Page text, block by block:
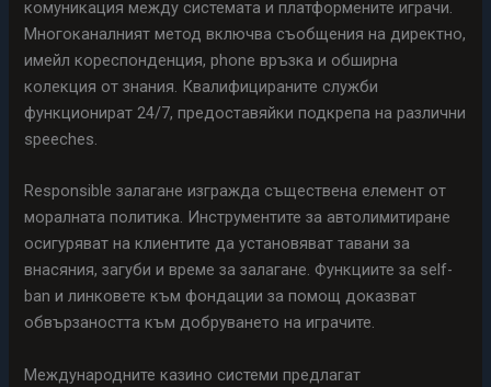
комуникация между системата и платформените играчи.
Многоканалният метод включва съобщения на директно,
имейл кореспонденция, phone връзка и обширна
колекция от знания. Квалифицираните служби
функционират 24/7, предоставяйки подкрепа на различни
speeches.
Responsible залагане изгражда съществена елемент от
моралната политика. Инструментите за автолимитиране
осигуряват на клиентите да установяват тавани за
внасяния, загуби и време за залагане. Функциите за self-
ban и линковете към фондации за помощ доказват
обвързаността към добруването на играчите.
Международните казино системи предлагат